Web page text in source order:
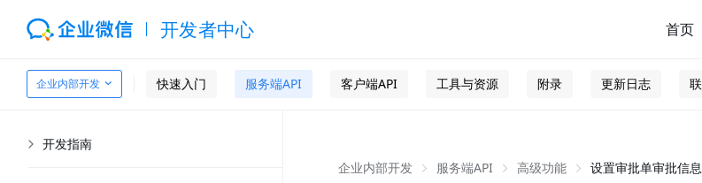
开发者中心 首页
企业内部开发 快速入门 服务端API 客户端API 工具与资源 附录 更新日志
开发指南
企业内部开发 服务端API 高级功能 设置审批单审批信息